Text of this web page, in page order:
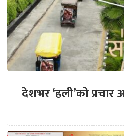
देशभर ‘हली’को प्रचार